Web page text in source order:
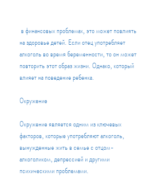
на здоровье детей. Если отец употребляет
алкоголь во время беременности, то он может
повторить этот образ жизни. Однако, который
влияет на поведение ребенка.
Окружение
Окружение является одним из ключевых
факторов, которые употребляют алкоголь,
вынужденные жить в семье с отцом-
алкоголиком, депрессией и другими
психическими проблемами.